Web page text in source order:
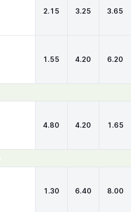
2.15 3.25 3.65
1.55 4.20 6.20
4.80 4.20 1.65
1.30 6.40 8.00